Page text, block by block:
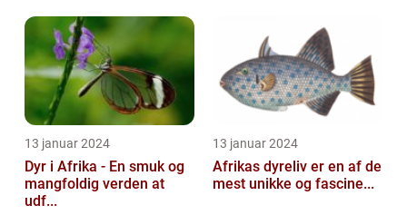
13 januar 2024
Dyr i Afrika - En smuk og
mangfoldig verden at
udf...
13 januar 2024
Afrikas dyreliv er en af de
mest unikke og fascine...